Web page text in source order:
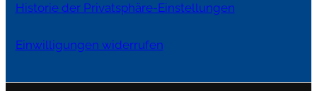
Historie der Privatsphäre-Einstellungen
Einwilligungen widerrufen